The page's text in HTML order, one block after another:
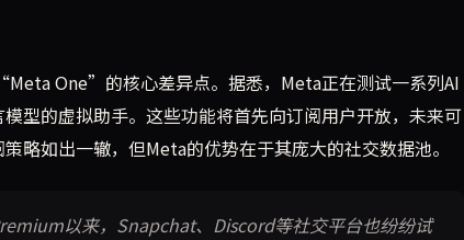
One”的核心差异点。据悉，Meta正在测试一系列AI
型的虚拟助手。这些功能将首先向订阅用户开放，未来可
略如出一辙，但Meta的优势在于其庞大的社交数据池。
以来，Snapchat、Discord等社交平台也纷纷试